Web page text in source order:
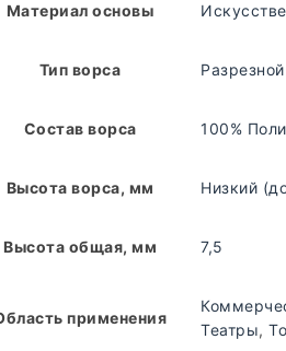
Материал основы
Тип ворса Разрезной
Состав ворса 100%
Высота ворса, мм Низкий
Высота общая, мм 7,5
применения
Театры,